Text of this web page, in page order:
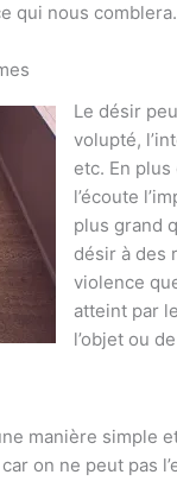
qui nous comblera.
Le désir
volupté,
etc. En
l’écoute
plus grand
désir à des
violence
atteint par
l’objet ou
manière simple
on ne peut pas